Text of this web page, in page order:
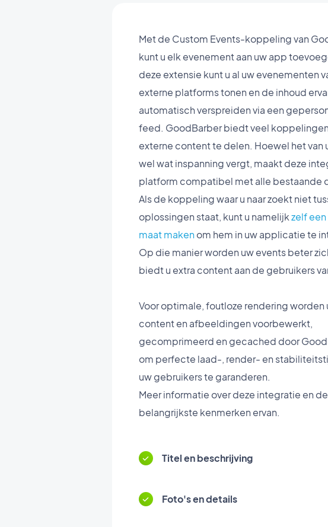
Met de Custom Events-koppeling van
kunt u elk evenement aan uw app
deze extensie kunt u al uw evenementen
externe platforms tonen en de inhoud
automatisch verspreiden via een
feed. GoodBarber biedt veel
externe content te delen. Hoewel het van
wel wat inspanning vergt, maakt deze
platform compatibel met alle bestaande
Als de koppeling waar u naar zoekt niet
oplossingen staat, kunt u namelijkzelf
maat makenom hem in uw applicatie te
Op die manier worden uw events beter
biedt u extra content aan de gebruikers
Voor optimale, foutloze rendering worden
content en afbeeldingen voorbewerkt,
gecomprimeerd en gecached door
om perfecte laad-, render- en
uw gebruikers te garanderen.
Meer informatie over deze integratie en de
belangrijkste kenmerken ervan.
Titel en beschrijving
Foto's en details